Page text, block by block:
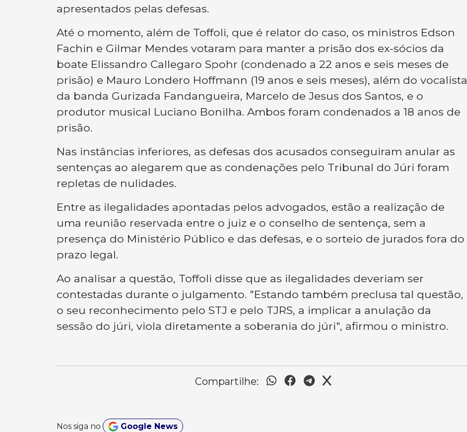
apresentados pelas defesas.
Até o momento, além de Toffoli, que é relator do caso, os ministros Edson
Fachin e Gilmar Mendes votaram para manter a prisão dos ex-sócios da
boate Elissandro Callegaro Spohr (condenado a 22 anos e seis meses de
prisão) e Mauro Londero Hoffmann (19 anos e seis meses), além do vocalista
da banda Gurizada Fandangueira, Marcelo de Jesus dos Santos, e o
produtor musical Luciano Bonilha. Ambos foram condenados a 18 anos de
prisão.
Nas instâncias inferiores, as defesas dos acusados conseguiram anular as
sentenças ao alegarem que as condenações pelo Tribunal do Júri foram
repletas de nulidades.
Entre as ilegalidades apontadas pelos advogados, estão a realização de
uma reunião reservada entre o juiz e o conselho de sentença, sem a
presença do Ministério Público e das defesas, e o sorteio de jurados fora do
prazo legal.
Ao analisar a questão, Toffoli disse que as ilegalidades deveriam ser
contestadas durante o julgamento. "Estando também preclusa tal questão,
o seu reconhecimento pelo STJ e pelo TJRS, a implicar a anulação da
sessão do júri, viola diretamente a soberania do júri", afirmou o ministro.
Compartilhe:
Nos siga no Google News